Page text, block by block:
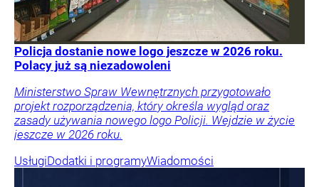
Policja dostanie nowe logo jeszcze w 2026 roku.
Polacy już są niezadowoleni
Ministerstwo Spraw Wewnętrznych przygotowało
projekt rozporządzenia, który określa wygląd oraz
zasady używania nowego logo Policji. Wejdzie w życie
jeszcze w 2026 roku.
UsługiDodatki i programyWiadomości